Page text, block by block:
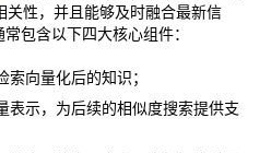
关性，并且能够及时融合最新信
包含以下四大核心组件：
向量化后的知识；
表示，为后续的相似度搜索提供支